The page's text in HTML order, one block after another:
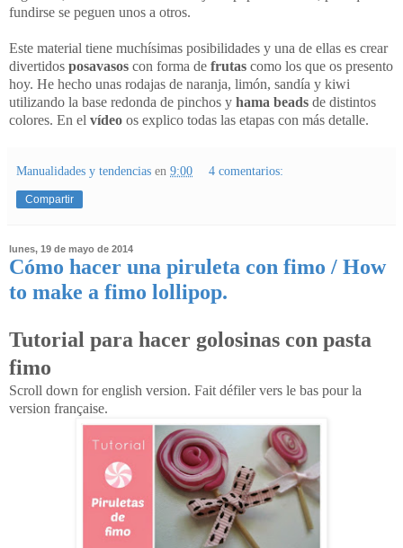
fundirse se peguen unos a otros.
Este material tiene muchísimas posibilidades y una de ellas es crear
divertidos posavasos con forma de frutas como los que os presento
hoy. He hecho unas rodajas de naranja, limón, sandía y kiwi
utilizando la base redonda de pinchos y hama beads de distintos
colores. En el vídeo os explico todas las etapas con más detalle.
Manualidades y tendencias en 9:00 4 comentarios:
Compartir
lunes, 19 de mayo de 2014
Cómo hacer una piruleta con fimo / How
to make a fimo lollipop.
Tutorial para hacer golosinas con pasta
fimo
Scroll down for english version. Fait défiler vers le bas pour la
version française.